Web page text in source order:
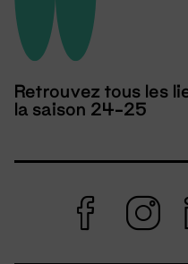
Retrouvez tous les
la saison 24-25